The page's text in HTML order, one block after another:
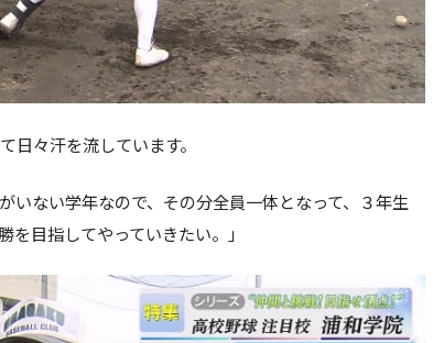
々汗を流しています。
ない学年なので、その分全員一体となって、３年生
目指してやっていきたい。」